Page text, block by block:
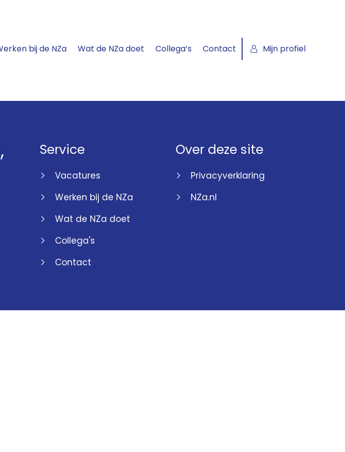
bij de NZa Wat de NZa doet Collega’s Contact Mijn profiel
Service
Vacatures
Werken bij de NZa
Wat de NZa doet
Collega's
Contact
Over deze site
Privacyverklaring
NZa.nl